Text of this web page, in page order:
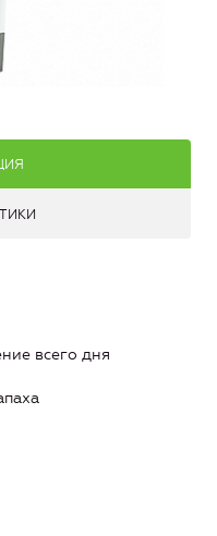
всего дня